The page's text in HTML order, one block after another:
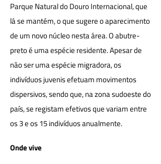
Parque Natural do Douro Internacional, que
lá se mantém, o que sugere o aparecimento
de um novo núcleo nesta área. O abutre-
preto é uma espécie residente. Apesar de
não ser uma espécie migradora, os
indivíduos juvenis efetuam movimentos
dispersivos, sendo que, na zona sudoeste do
país, se registam efetivos que variam entre
os 3 e os 15 indivíduos anualmente.
Onde vive